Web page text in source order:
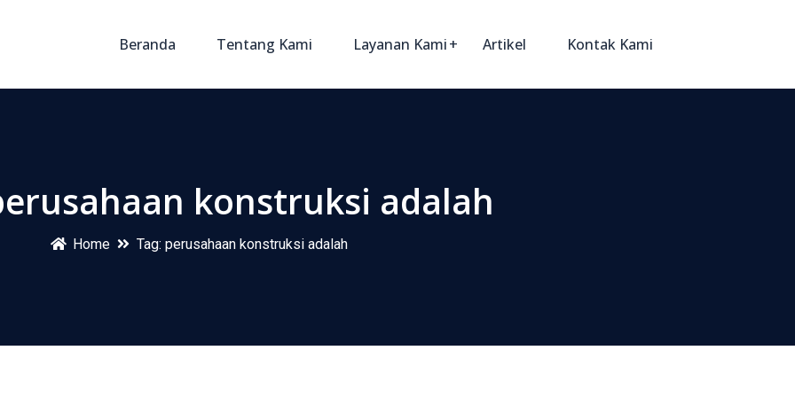
Beranda Tentang Kami Layanan Kami Artikel Kontak Kami
konstruksi adalah
Home Tag: perusahaan konstruksi adalah